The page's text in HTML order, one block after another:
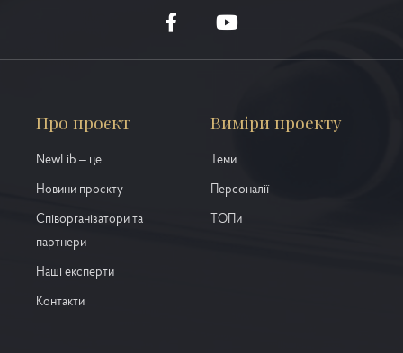
Про проєкт
NewLib – це...
Новини проєкту
Співорганізатори та
партнери
Наші експерти
Контакти
Виміри проекту
Теми
Персоналії
ТОПи